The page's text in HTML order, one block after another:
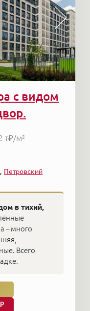
с видом
т₽/м²
Петровский
в тихий,
– много
Всего